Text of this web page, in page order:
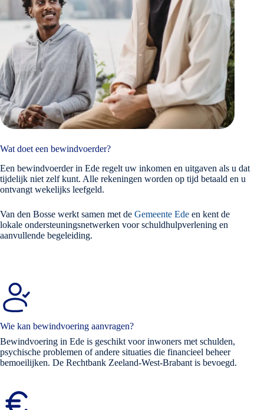
Wat doet een bewindvoerder?
Een bewindvoerder in Ede regelt uw inkomen en uitgaven als u dat
tijdelijk niet zelf kunt. Alle rekeningen worden op tijd betaald en u
ontvangt wekelijks leefgeld.
Van den Bosse werkt samen met de Gemeente Ede en kent de
lokale ondersteuningsnetwerken voor schuldhulpverlening en
aanvullende begeleiding.
Wie kan bewindvoering aanvragen?
Bewindvoering in Ede is geschikt voor inwoners met schulden,
psychische problemen of andere situaties die financieel beheer
bemoeilijken. De Rechtbank Zeeland-West-Brabant is bevoegd.